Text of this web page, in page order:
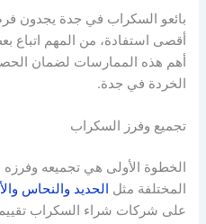
بائعو السكراب في جدة يجدون
أقصى استفادة، من المهم
أهم هذه الممارسات لضمان
الخردة في جدة.
تجميع وفرز السكراب
الخطوة الأولى هي تجميعه
المختلفة مثل الحديد والنحاس
على شركات شراء السكراب تقييم